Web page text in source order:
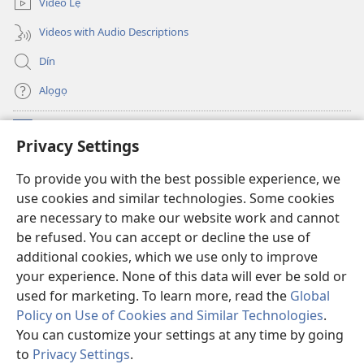
Privacy Settings
To provide you with the best possible experience, we
use cookies and similar technologies. Some cookies
are necessary to make our website work and cannot
be refused. You can accept or decline the use of
additional cookies, which we use only to improve
your experience. None of this data will ever be sold or
used for marketing. To learn more, read the Global
Policy on Use of Cookies and Similar Technologies.
You can customize your settings at any time by going
to Privacy Settings.
Videos with Audio Descriptions
Dín
Alọgọ
(opens
new
Wesẹdotẹn Intẹnẹt Ji Tọn Watchtower Tọn
(opens
new
window)JW Hub
(opens
new
window)Azọ́nwanu JW Library
Copyright© 2026 Watch Tower Bible and Tract Society of Pennsylvania.
OSẸ́N NỌTẸN LỌ TỌN LẸ